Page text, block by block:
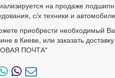
на продаже
с/х техники и
приобрести необходимый
в Киеве, или заказать
ПОЧТА"